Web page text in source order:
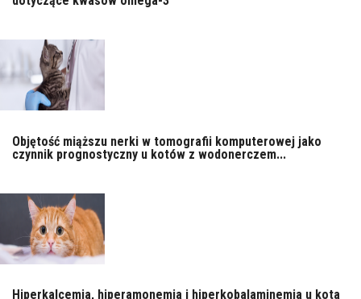
Objętość miąższu nerki w tomografii komputerowej jako
czynnik prognostyczny u kotów z wodonerczem...
Hiperkalcemia, hiperamonemia i hiperkobalaminemia u kota